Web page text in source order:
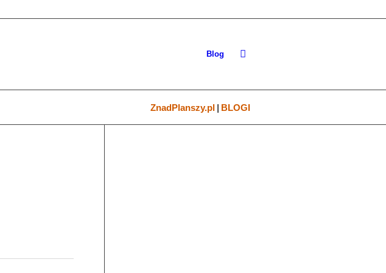
Blog
ZnadPlanszy.pl | BLOGI